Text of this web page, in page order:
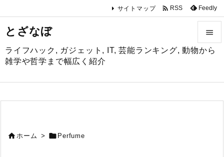
とざなぼ
ライフハック, ガジェット, IT, 芸能ランキング, 動物から
雑学や哲学まで幅広く紹介



サイトマップ  RSS Feedly
ホーム >  Perfume